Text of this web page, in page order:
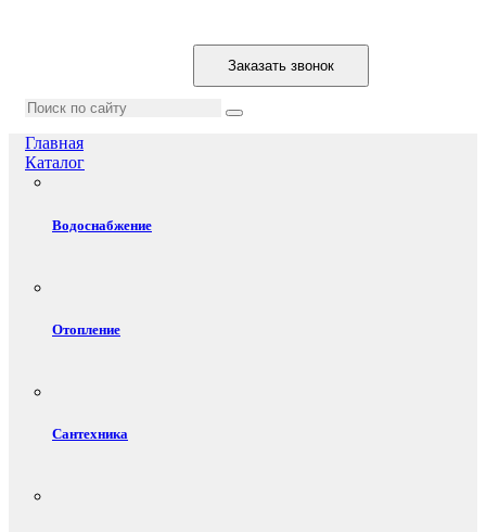
Заказать звонок
Главная
Каталог
Водоснабжение
Отопление
Сантехника